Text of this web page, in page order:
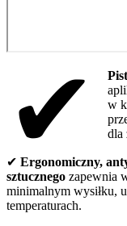
✔
w
dla
✔ Ergonomiczny,
sztucznego zapewnia
minimalnym wysiłku,
temperaturach.